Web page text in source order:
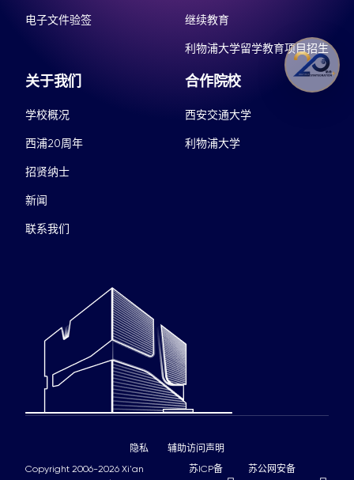
电子文件验签 继续教育
利物浦大学留学教育项目招生
关于我们
学校概况
西浦20周年
招贤纳士
新闻
联系我们
合作院校
西安交通大学
利物浦大学
Copyright 2006-2026 Xi'an
苏ICP备
苏公网安备
隐私 辅助访问声明